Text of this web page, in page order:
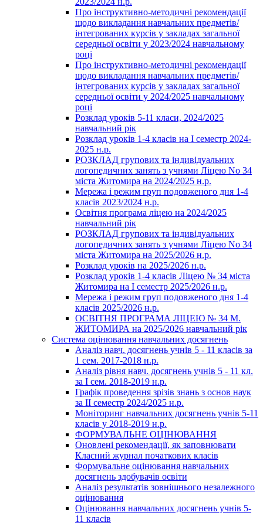
Про інструктивно-методичні рекомендації
щодо викладання навчальних предметів/
інтегрованих курсів у закладах загальної
середньої освіти у 2023/2024 навчальному
році
Про інструктивно-методичні рекомендації
щодо викладання навчальних предметів/
інтегрованих курсів у закладах загальної
середньої освіти у 2024/2025 навчальному
році
Розклад уроків 5-11 класи, 2024/2025
навчальний рік
Розклад уроків 1-4 класів на І семестр 2024-
2025 н.р.
РОЗКЛАД групових та індивідуальних
логопедичних занять з учнями Ліцею No 34
міста Житомира на 2024/2025 н.р.
Мережа і режим груп подовженого дня 1-4
класів 2023/2024 н.р.
Освітня програма ліцею на 2024/2025
навчальний рік
РОЗКЛАД групових та індивідуальних
логопедичних занять з учнями Ліцею No 34
міста Житомира на 2025/2026 н.р.
Розклад уроків на 2025/2026 н.р.
Розклад уроків 1-4 класів Ліцею № 34 міста
Житомира на І семестр 2025/2026 н.р.
Мережа і режим груп подовженого дня 1-4
класів 2025/2026 н.р.
ОСВІТНЯ ПРОГРАМА ЛІЦЕЮ № 34 М.
ЖИТОМИРА на 2025/2026 навчальний рік
Система оцінювання навчальних досягнень
Аналіз навч. досягнень учнів 5 - 11 класів за
1 сем. 2017-2018 н.р.
Аналіз рівня навч. досягнень учнів 5 - 11 кл.
за І сем. 2018-2019 н.р.
Графік проведення зрізів знань з основ наук
за ІІ семестр 2024/2025 н.р.
Моніторинг навчальних досягнень учнів 5-11
класів у 2018-2019 н.р.
ФОРМУВАЛЬНЕ ОЦІНЮВАННЯ
Оновлені рекомендації, як заповнювати
Класний журнал початкових класів
Формувальне оцінювання навчальних
досягнень здобувачів освіти
Аналіз результатів зовнішнього незалежного
оцінювання
Оцінювання навчальних досягнень учнів 5-
11 класів